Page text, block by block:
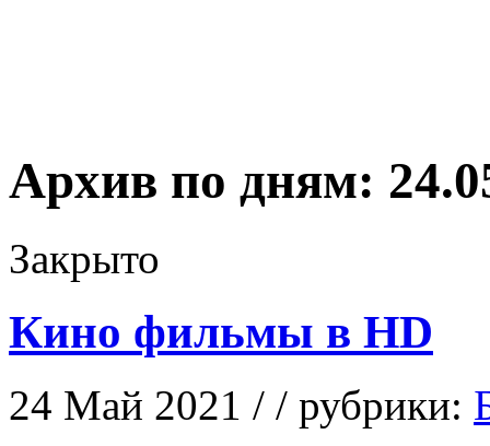
Архив по дням:
Закрыто
Кино фильмы в HD
24 Май 2021 / / рубрики: